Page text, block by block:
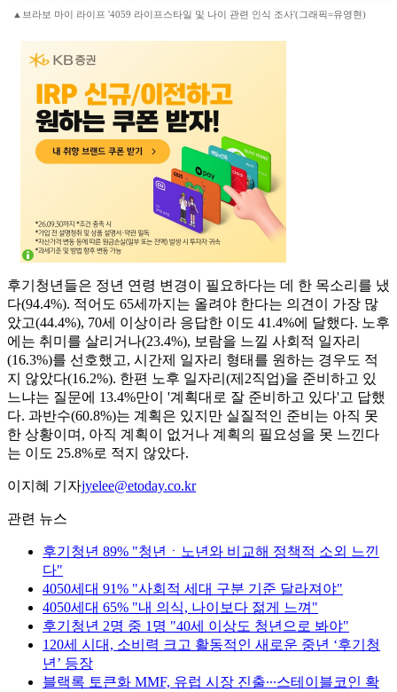
▲브라보 마이 라이프 '4059 라이프스타일 및 나이 관련 인식 조사'(그래픽=유영현)
후기청년들은 정년 연령 변경이 필요하다는 데 한 목소리를 냈
다(94.4%). 적어도 65세까지는 올려야 한다는 의견이 가장 많
았고(44.4%), 70세 이상이라 응답한 이도 41.4%에 달했다. 노후
에는 취미를 살리거나(23.4%), 보람을 느낄 사회적 일자리
(16.3%)를 선호했고, 시간제 일자리 형태를 원하는 경우도 적
지 않았다(16.2%). 한편 노후 일자리(제2직업)을 준비하고 있
느냐는 질문에 13.4%만이 '계획대로 잘 준비하고 있다'고 답했
다. 과반수(60.8%)는 계획은 있지만 실질적인 준비는 아직 못
한 상황이며, 아직 계획이 없거나 계획의 필요성을 못 느낀다
는 이도 25.8%로 적지 않았다.
이지혜 기자jyelee@etoday.co.kr
관련 뉴스
후기청년 89% "청년ㆍ노년와 비교해 정책적 소외 느낀
다"
4050세대 91% "사회적 세대 구분 기준 달라져야"
4050세대 65% "내 의식, 나이보다 젊게 느껴"
후기청년 2명 중 1명 "40세 이상도 청년으로 봐야"
120세 시대, 소비력 크고 활동적인 새로운 중년 ‘후기청
년’ 등장
블랙록 토큰화 MMF, 유럽 시장 진출∙∙∙스테이블코인 확